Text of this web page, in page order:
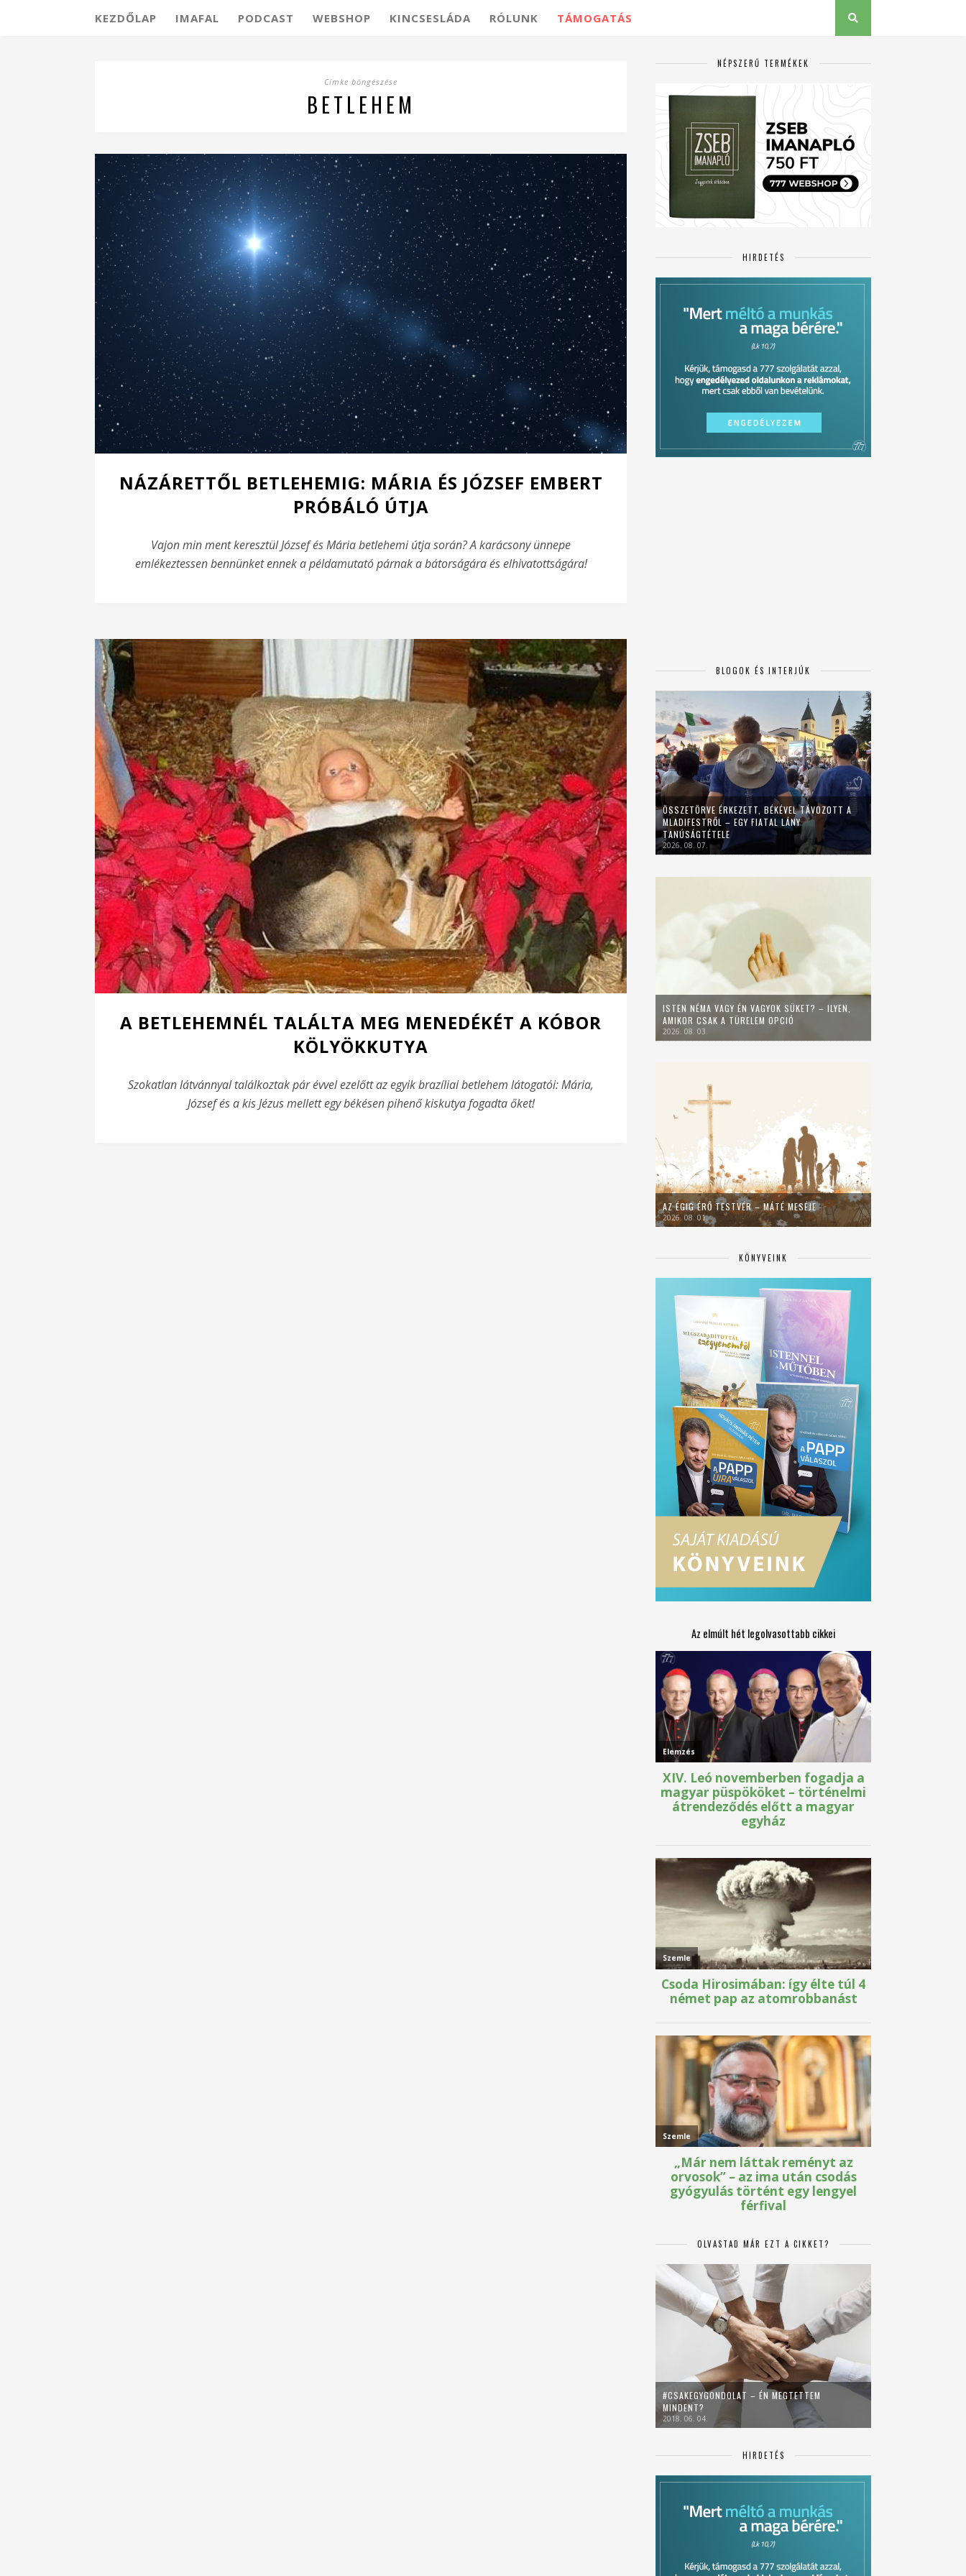
KEZDŐLAP IMAFAL PODCAST WEBSHOP KINCSESLÁDA RÓLUNK TÁMOGATÁS
Címke böngészése
BETLEHEM
NÁZÁRETTŐL BETLEHEMIG: MÁRIA ÉS JÓZSEF EMBERT
PRÓBÁLÓ ÚTJA
Vajon min ment keresztül József és Mária betlehemi útja során? A karácsony ünnepe
emlékeztessen bennünket ennek a példamutató párnak a bátorságára és elhivatottságára!
A BETLEHEMNÉL TALÁLTA MEG MENEDÉKÉT A KÓBOR
KÖLYÖKKUTYA
Szokatlan látvánnyal találkoztak pár évvel ezelőtt az egyik brazíliai betlehem látogatói: Mária,
József és a kis Jézus mellett egy békésen pihenő kiskutya fogadta őket!
NÉPSZERŰ TERMÉKEK
HIRDETÉS
BLOGOK ÉS INTERJÚK
ÖSSZETÖRVE ÉRKEZETT, BÉKÉVEL TÁVOZOTT A
MLADIFESTRŐL – EGY FIATAL LÁNY
TANÚSÁGTÉTELE
2026. 08. 07.
ISTEN NÉMA VAGY ÉN VAGYOK SÜKET? – ILYEN,
AMIKOR CSAK A TÜRELEM OPCIÓ
2026. 08. 03.
AZ ÉGIG ÉRŐ TESTVÉR – MÁTÉ MESÉJE
2026. 08. 01.
KÖNYVEINK
Az elmúlt hét legolvasottabb cikkei
OLVASTAD MÁR EZT A CIKKET?
#CSAKEGYGONDOLAT – ÉN MEGTETTEM
MINDENT?
2018. 06. 04.
HIRDETÉS